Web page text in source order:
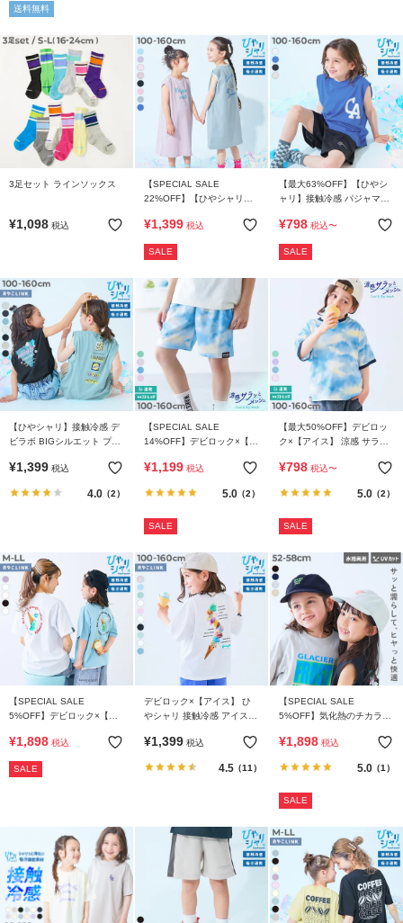
送料無料
3足セット ラインソックス
¥1,098 税込
【SPECIAL SALE
22%OFF】【ひやシャリ】
タンクワンピース
¥1,399 税込
SALE
【最大63%OFF】【ひやシ
ャリ】接触冷感 パジャマと
トップ セットアップ
¥798 税込〜
SALE
【ひやシャリ】接触冷感 デ
ビラボ BIGシルエット プリ
¥1,399 税込
4.0（2）
【SPECIAL SALE
14%OFF】デビロック×【ア
ュ フレーバー風タイダイプ
¥1,199 税込
5.0（2）
SALE
【最大50%OFF】デビロッ
ク×【アイス】 涼感 サラッ
イダイプリント 半袖Tシャ
¥798 税込〜
5.0（2）
SALE
【SPECIAL SALE
5%OFF】デビロック×【ア
大人 アイスプリント 半袖T
¥1,898 税込
SALE
デビロック×【アイス】 ひ
やシャリ 接触冷感 アイスプ
¥1,399 税込
4.5（11）
【SPECIAL SALE
5%OFF】気化熱のチカラで
プ
¥1,898 税込
5.0（1）
SALE